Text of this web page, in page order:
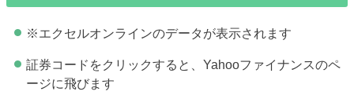
※エクセルオンラインのデータが表示されます
証券コードをクリックすると、Yahooファイナンスのペ
ージに飛びます